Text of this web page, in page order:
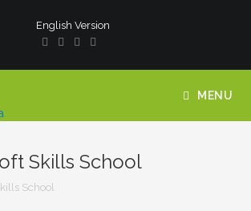
English Version
MENU
Skills School
School